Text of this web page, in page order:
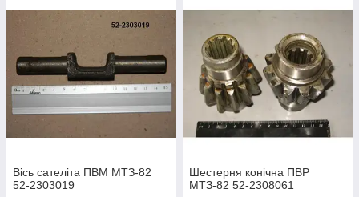
Вісь сателіта ПВМ МТЗ-82
52-2303019
Шестерня конічна ПВР
МТЗ-82 52-2308061